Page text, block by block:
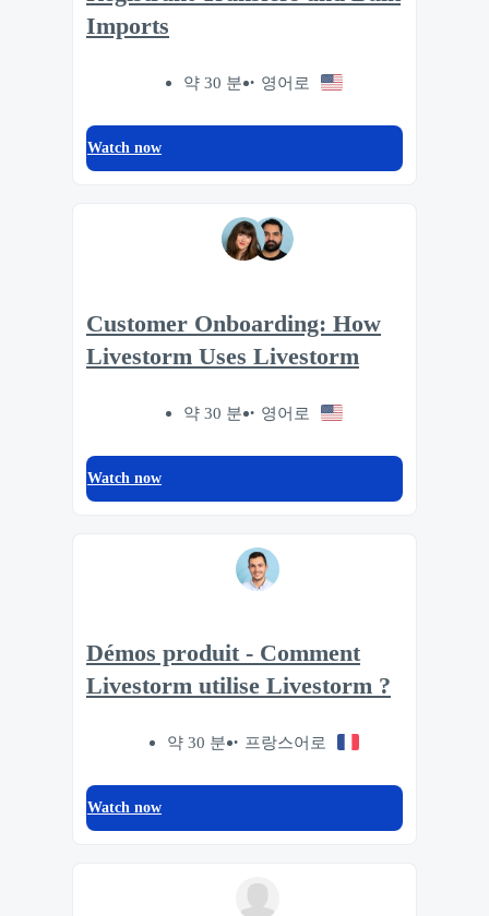
Imports
약 30 분 영어로
Watch now
Customer Onboarding: How
Livestorm Uses Livestorm
약 30 분 영어로
Watch now
Démos produit - Comment
Livestorm utilise Livestorm ?
약 30 분 프랑스어로
Watch now